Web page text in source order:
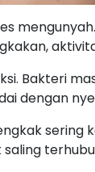
Bakteri
dengan